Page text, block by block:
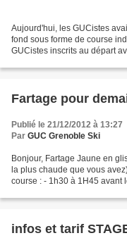
Aujourd'hui, les GUCistes
fond sous forme de course
GUCistes inscrits au départ
Fartage pour
Publié le 21/12/2012 à 13:27
Par GUC Grenoble Ski
Bonjour, Fartage Jaune en
la plus chaude que vous
course : - 1h30 à 1H45 avant
infos et tarif